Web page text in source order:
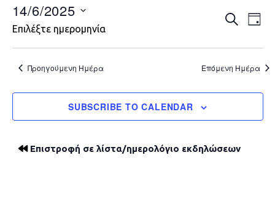
Search
and
Views
DAY
14/6/2025
Επιλέξτε ημερομηνία
Προηγούμενη Ημέρα Επόμενη Ημέρα
SUBSCRIBE TO CALENDAR
Επιστροφή σε λίστα/ημερολόγιο εκδηλώσεων